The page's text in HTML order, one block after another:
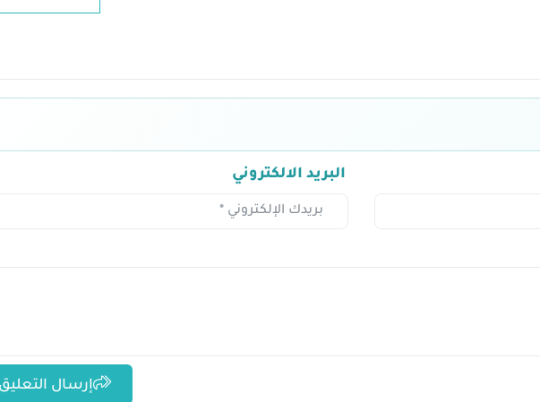
البريد الالكتروني
إرسال